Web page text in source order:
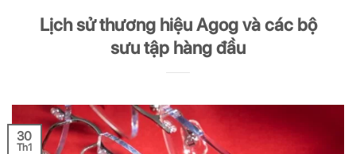
Lịch sử thương hiệu Agog và các bộ
sưu tập hàng đầu
30
Th1